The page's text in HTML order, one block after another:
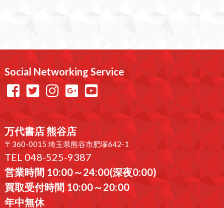
Social Networking Service
万代書店 熊谷店
〒360-0015 埼玉県熊谷市肥塚642-1
TEL 048-525-9387
営業時間 10:00～24:00(深夜0:00)
買取受付時間 10:00～20:00
年中無休